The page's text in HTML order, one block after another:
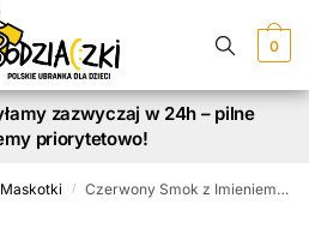
0
zazwyczaj w 24h – pilne
priorytetowo!
/ Czerwony Smok z Imieniem – Personalizowana Maskotka 22 cm